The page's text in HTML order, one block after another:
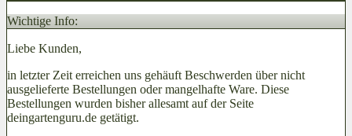
Wichtige Info:
Liebe Kunden,
in letzter Zeit erreichen uns gehäuft Beschwerden über nicht
ausgelieferte Bestellungen oder mangelhafte Ware. Diese
Bestellungen wurden bisher allesamt auf der Seite
deingartenguru.de getätigt.